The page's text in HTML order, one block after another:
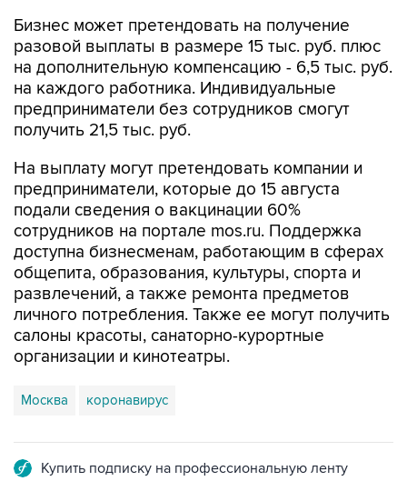
Бизнес может претендовать на получение
разовой выплаты в размере 15 тыс. руб. плюс
на дополнительную компенсацию - 6,5 тыс. руб.
на каждого работника. Индивидуальные
предприниматели без сотрудников смогут
получить 21,5 тыс. руб.
На выплату могут претендовать компании и
предприниматели, которые до 15 августа
подали сведения о вакцинации 60%
сотрудников на портале mos.ru. Поддержка
доступна бизнесменам, работающим в сферах
общепита, образования, культуры, спорта и
развлечений, а также ремонта предметов
личного потребления. Также ее могут получить
салоны красоты, санаторно-курортные
организации и кинотеатры.
Москва коронавирус
Купить подписку на профессиональную ленту